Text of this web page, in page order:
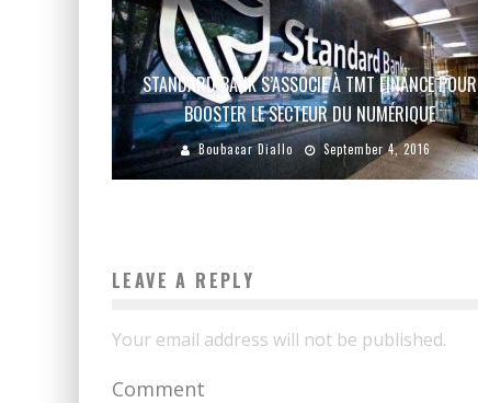
STANDARD BANK S’ASSOCIE À TMT FINANCE POUR
BOOSTER LE SECTEUR DU NUMÉRIQUE
Boubacar Diallo September 4, 2016
LEAVE A REPLY
Your email address will not be published.
Comment